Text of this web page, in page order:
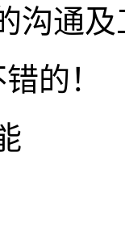
沟通
的！